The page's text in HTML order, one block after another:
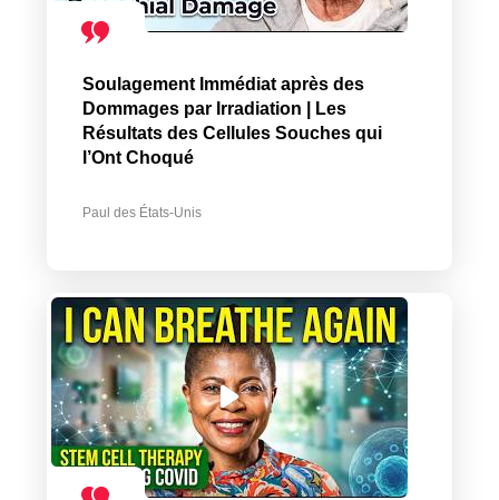
Soulagement Immédiat après des
Dommages par Irradiation | Les
Résultats des Cellules Souches qui
l’Ont Choqué
Paul des États-Unis